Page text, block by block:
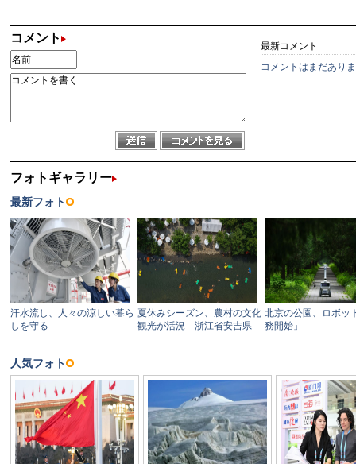
コメント
最新コメント
コメントはまだあり